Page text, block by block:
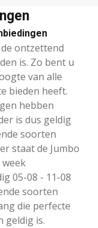
ontzettend
is. Zo bent u
van alle
bieden heeft.
hebben
is dus geldig
soorten
staat de Jumbo
05-08 - 11-08
soorten
die perfecte
geldig is.